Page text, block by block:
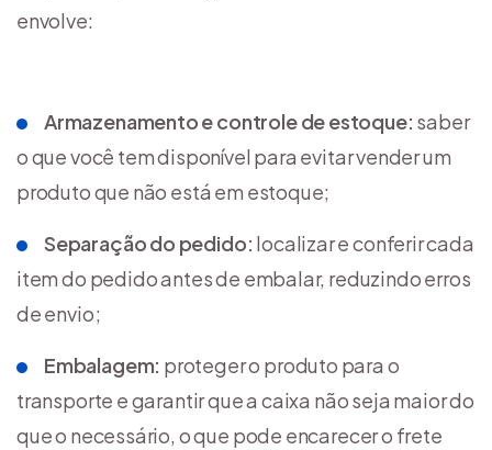
envolve:
Armazenamento e controle de estoque: saber
o que você tem disponível para evitar vender um
produto que não está em estoque;
Separação do pedido: localizar e conferir cada
item do pedido antes de embalar, reduzindo erros
de envio;
Embalagem: proteger o produto para o
transporte e garantir que a caixa não seja maior do
que o necessário, o que pode encarecer o frete